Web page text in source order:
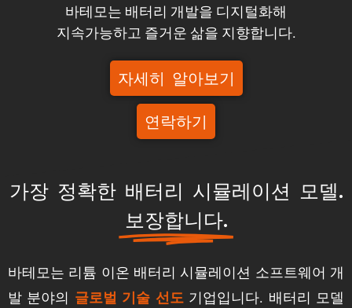
바테모는 배터리 개발을 디지털화해
지속가능하고 즐거운 삶을 지향합니다.
자세히 알아보기
연락하기
가장 정확한 배터리 시뮬레이션 모델.
보장합니다.
바테모는 리튬 이온 배터리 시뮬레이션 소프트웨어 개
발 분야의 글로벌 기술 선도 기업입니다. 배터리 모델